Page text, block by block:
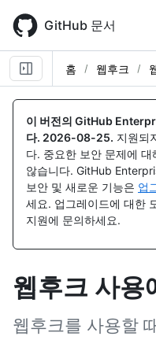
main
content
GitHub 문서
홈 웹후크
이 버전의 GitHub
다. 2026-08-25. 지원되
다. 중요한 보안 문제에
않습니다. GitHub
보안 및 새로운 기능은 업
세요. 업그레이드에 대한
지원에 문의하세요.
웹후크 사용
웹후크를 사용할